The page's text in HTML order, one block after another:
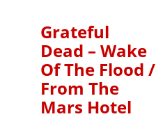
Grateful
Dead – Wake
Of The Flood /
From The
Mars Hotel